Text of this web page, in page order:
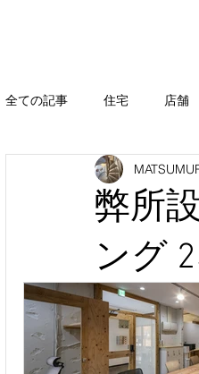
全ての記事 住宅 店舗
メッセージ 事務所
弊所
ング
更新日： 2021年3
2020.06.08
この度、紹
全国の書店